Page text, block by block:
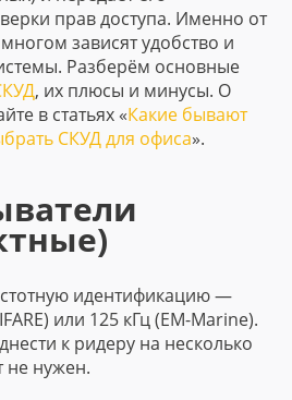
прав доступа. Именно от
зависят удобство и
Разберём основные
, их плюсы и минусы. О
в статьях «Какие бывают
СКУД для офиса».
идентификацию —
или 125 кГц (EM-Marine).
к ридеру на несколько
не нужен.